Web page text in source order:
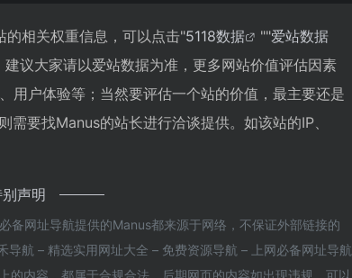
相关权重信息，可以点击"5118数据 ""爱站数据
议大家请以爱站数据为准，更多网站价值评估因素
用户体验等；当然要评估一个站的价值，最主要还是
要找Manus的站长进行洽谈提供。如该站的IP、
声明
备网址导航提供的Manus都来源于网络，不保证外部链接的
航 – 精选实用网址大全 – 免费资源导航 – 上网必备网址导航
内容，都属于合规合法，后期网页的内容如出现违规，可以